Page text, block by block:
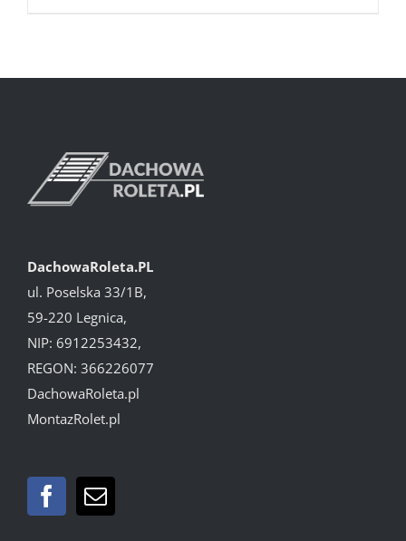
DachowaRoleta.PL
ul. Poselska 33/1B,
59-220 Legnica,
NIP: 6912253432,
REGON: 366226077
DachowaRoleta.pl
MontazRolet.pl